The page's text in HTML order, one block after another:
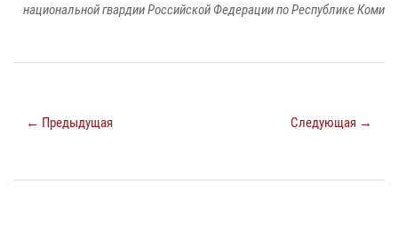
национальной гвардии Российской Федерации по Республике Коми
← Предыдущая Следующая →